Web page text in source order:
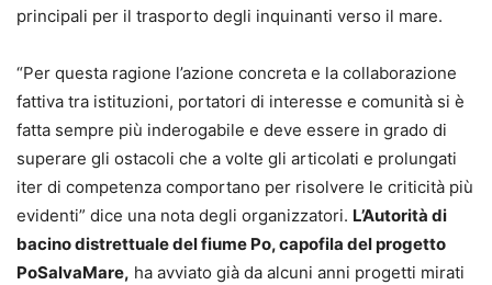
principali per il trasporto degli inquinanti verso il mare.
“Per questa ragione l’azione concreta e la collaborazione
fattiva tra istituzioni, portatori di interesse e comunità si è
fatta sempre più inderogabile e deve essere in grado di
superare gli ostacoli che a volte gli articolati e prolungati
iter di competenza comportano per risolvere le criticità più
evidenti” dice una nota degli organizzatori. L’Autorità di
bacino distrettuale del fiume Po, capofila del progetto
PoSalvaMare, ha avviato già da alcuni anni progetti mirati